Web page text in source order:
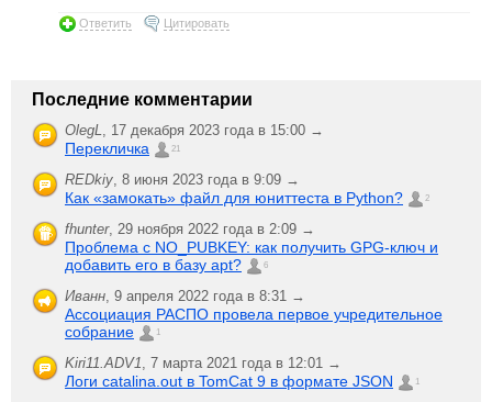
Ответить Цитировать
Последние комментарии
OlegL 17 декабря 2023 года в 15:00 →
Перекличка 21
REDkiy 8 июня 2023 года в 9:09 →
Как «замокать» файл для юниттеста в Python? 2
fhunter, 29 ноября 2022 года в 2:09 →
Проблема с NO_PUBKEY: как получить GPG-ключ и
добавить его в базу apt?
6
Иванн 9 апреля 2022 года в 8:31 →
Ассоциация РАСПО провела первое учредительное
собрание
1
Kiri11.ADV1 7 марта 2021 года в 12:01 →
Логи catalina.out в TomCat 9 в формате JSON 1